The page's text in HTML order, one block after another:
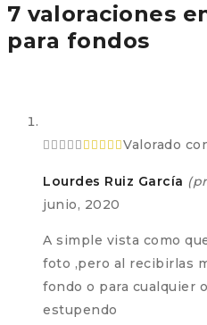
7 valoraciones
para fondos
Valorado
Lourdes Ruiz García
junio, 2020
A simple vista como
foto ,pero al recibirlas
fondo o para cualquier
estupendo